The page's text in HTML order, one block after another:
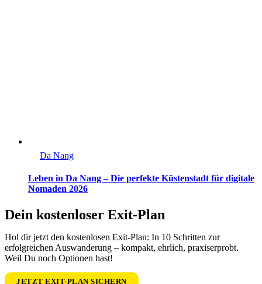
Da Nang
Leben in Da Nang – Die perfekte Küstenstadt für digitale
Nomaden 2026
Dein kostenloser Exit-Plan
Hol dir jetzt den kostenlosen Exit-Plan: In 10 Schritten zur
erfolgreichen Auswanderung – kompakt, ehrlich, praxiserprobt.
Weil Du noch Optionen hast!
JETZT EXIT-PLAN SICHERN